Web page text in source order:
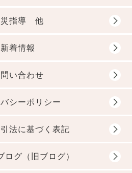
指導 他
新着情報
い合わせ
シーポリシー
法に基づく表記
ログ（旧ブログ）